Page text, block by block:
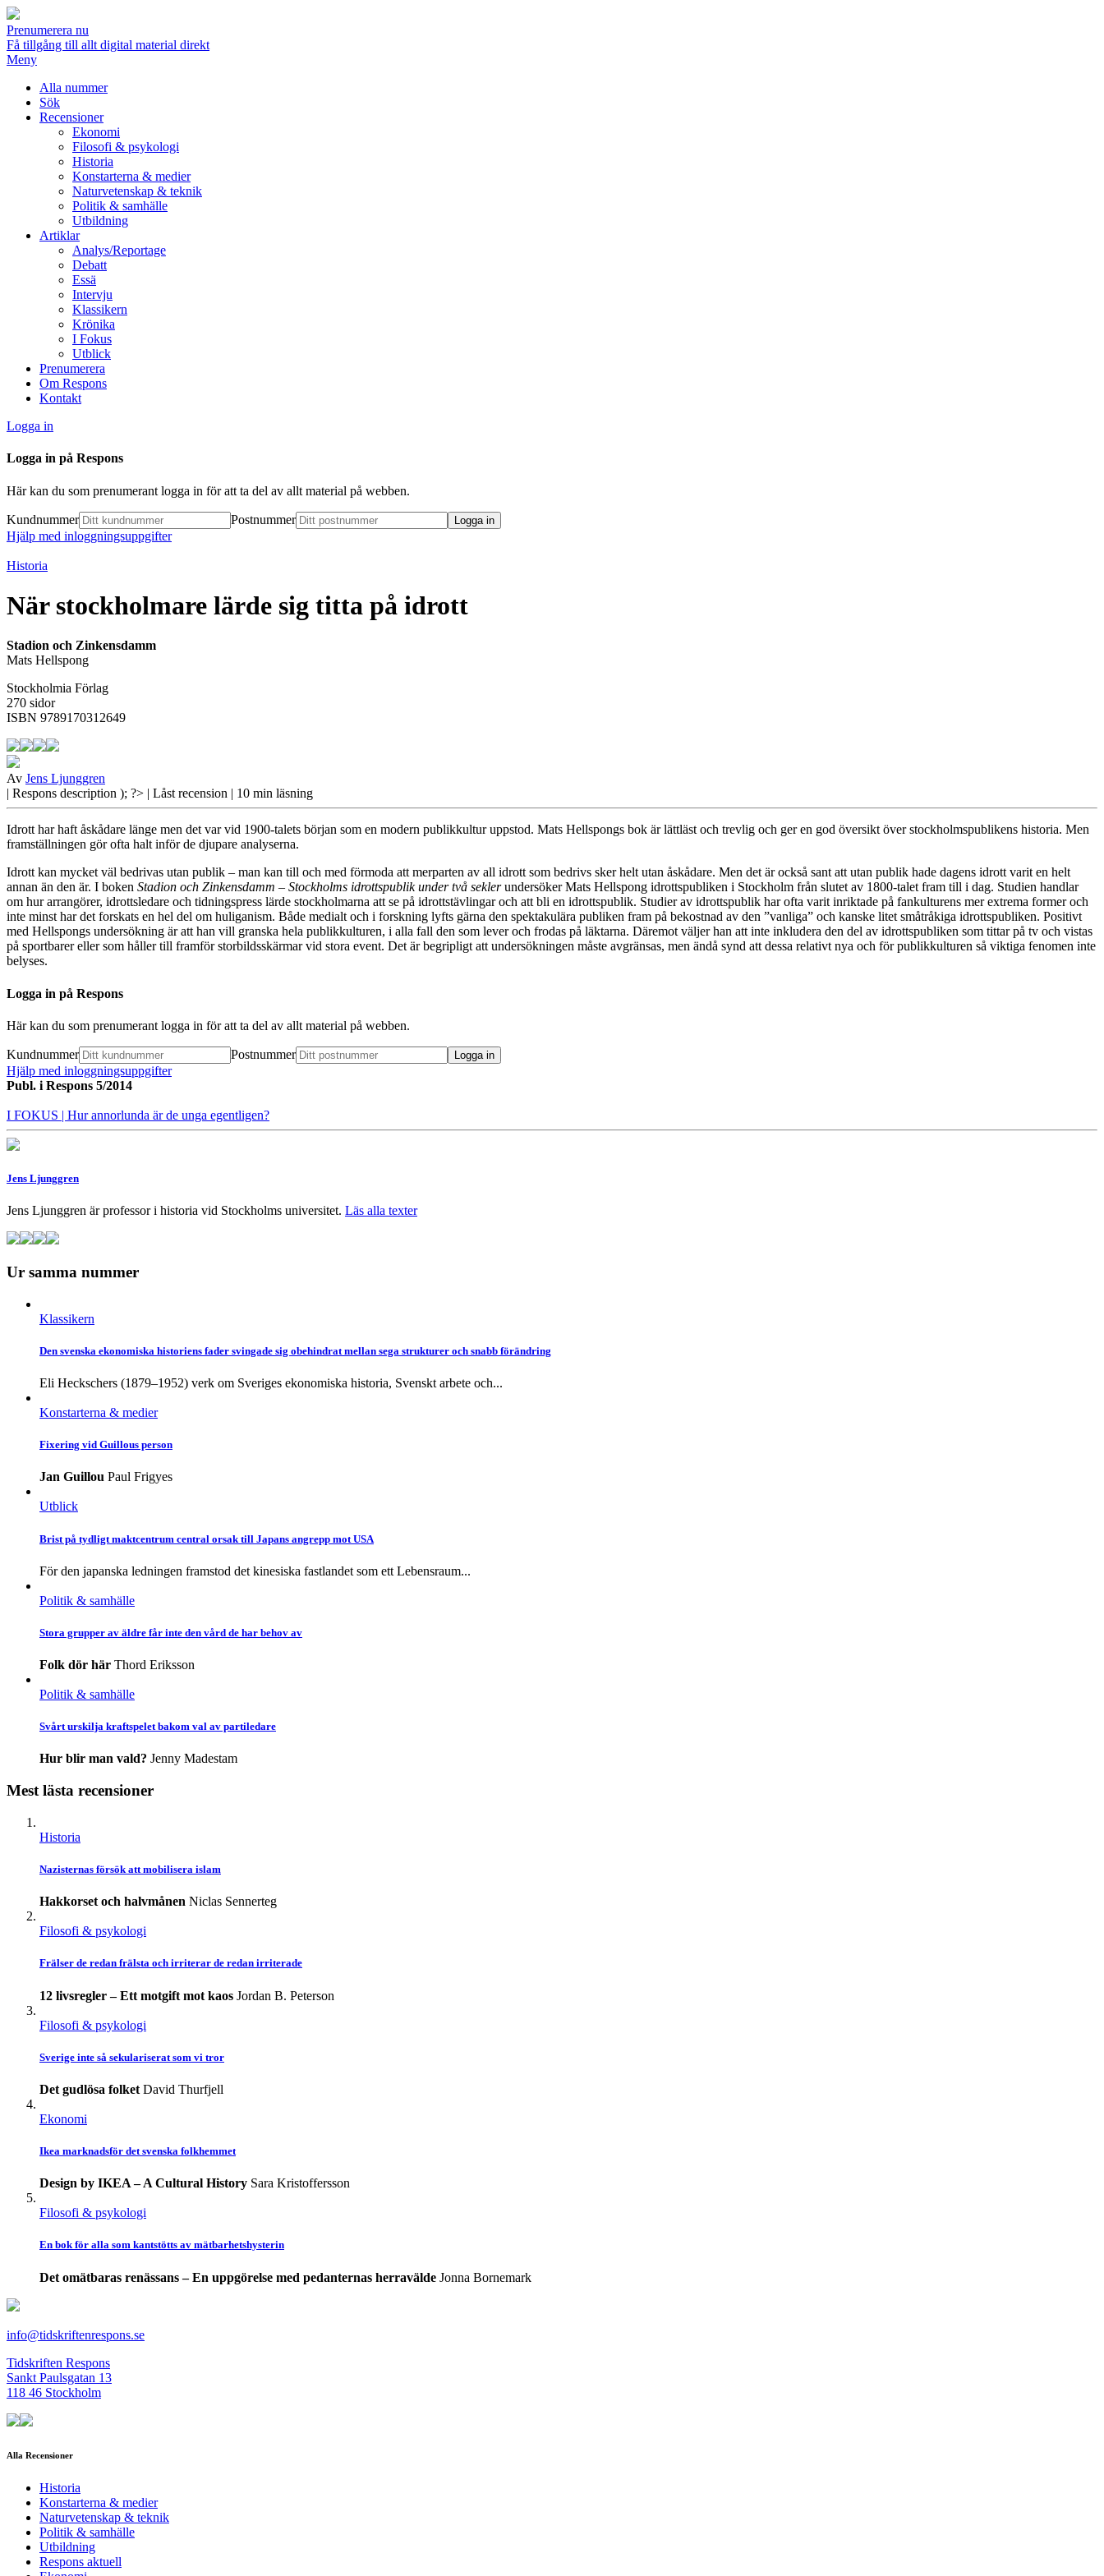
Prenumerera nu
Få tillgång till allt digital material direkt
Meny
Alla nummer
Sök
Recensioner
Ekonomi
Filosofi & psykologi
Historia
Konstarterna & medier
Naturvetenskap & teknik
Politik & samhälle
Utbildning
Artiklar
Analys/Reportage
Debatt
Essä
Intervju
Klassikern
Krönika
I Fokus
Utblick
Prenumerera
Om Respons
Kontakt
Logga in
Logga in på Respons
Här kan du som prenumerant logga in för att ta del av allt material på webben.
Kundnummer
Postnummer
Hjälp med inloggningsuppgifter
Historia
När stockholmare lärde sig titta på idrott
Stadion och Zinkensdamm
Mats Hellspong
Stockholmia Förlag
270 sidor
ISBN 9789170312649
Av Jens Ljunggren
| Respons description ); ?> | Låst recension | 10 min läsning
Idrott har haft åskådare länge men det var vid 1900-talets början som en modern publikkultur uppstod. Mats Hellspongs bok är lättläst och trevlig och ger en god översikt över stockholmspublikens historia. Men
framställningen gör ofta halt inför de djupare analyserna.
Idrott kan mycketväl bedrivas utan publik – man kan till och med förmoda att merparten av all idrott som bedrivs sker helt utan åskådare. Men det är också sant att utan publik hade dagens idrott varit en helt
annan än den är. I boken Stadion och Zinkensdamm – Stockholms idrottspublik under två seklerundersöker Mats Hellspong idrottspubliken i Stockholm från slutet av 1800-talet fram till i dag. Studien handlar
om hur arrangörer, idrottsledare och tidningspress lärde stockholmarna att se på idrottstävlingar och att bli en idrottspublik. Studier av idrottspublik har ofta varit inriktade på fankulturens mer extrema former och
inte minst har det forskats en hel del om huliganism. Både medialt och i forskning lyfts gärna den spektakulära publiken fram på bekostnad av den ”vanliga” och kanske litet småtråkiga idrottspubliken. Positivt
med Hellspongs undersökning är att han vill granska hela publikkulturen, i alla fall den som lever och frodas på läktarna. Däremot väljer han att inte inkludera den del av idrottspubliken som tittar på tv och vistas
på sportbarer eller som håller till framför storbildsskärmar vid stora event. Det är begripligt att undersökningen måste avgränsas, men ändå synd att dessa relativt nya och för publikkulturen så viktiga fenomen inte
belyses.
Logga in på Respons
Här kan du som prenumerant logga in för att ta del av allt material på webben.
Kundnummer
Postnummer
Hjälp med inloggningsuppgifter
Publ. i Respons 5/2014
I FOKUS | Hur annorlunda är de unga egentligen?
Jens Ljunggren
Jens Ljunggren är professor i historia vid Stockholms universitet. Läs alla texter
Ur samma nummer
Klassikern
Den svenska ekonomiska historiens fader svingade sig obehindrat mellan sega strukturer och snabb förändring
Eli Heckschers (1879–1952) verk om Sveriges ekonomiska historia, Svenskt arbete och...
Konstarterna & medier
Fixering vid Guillous person
Jan Guillou Paul Frigyes
Utblick
Brist på tydligt maktcentrum central orsak till Japans angrepp mot USA
För den japanska ledningen framstod det kinesiska fastlandet som ett Lebensraum...
Politik & samhälle
Stora grupper av äldre får inte den vård de har behov av
Folk dör här Thord Eriksson
Politik & samhälle
Svårt urskilja kraftspelet bakom val av partiledare
Hur blir man vald? Jenny Madestam
Mest lästa recensioner
Historia
Nazisternas försök att mobilisera islam
Hakkorset och halvmånen Niclas Sennerteg
Filosofi & psykologi
Frälser de redan frälsta och irriterar de redan irriterade
12 livsregler – Ett motgift mot kaos Jordan B. Peterson
Filosofi & psykologi
Sverige inte så sekulariserat som vi tror
Det gudlösa folket David Thurfjell
Ekonomi
Ikea marknadsför det svenska folkhemmet
Design by IKEA – A Cultural History Sara Kristoffersson
Filosofi & psykologi
En bok för alla som kantstötts av mätbarhetshysterin
Det omätbaras renässans – En uppgörelse med pedanternas herravälde Jonna Bornemark
info@tidskriftenrespons.se
Tidskriften Respons
Sankt Paulsgatan 13
118 46 Stockholm
Alla Recensioner
Historia
Konstarterna & medier
Naturvetenskap & teknik
Politik & samhälle
Utbildning
Respons aktuell